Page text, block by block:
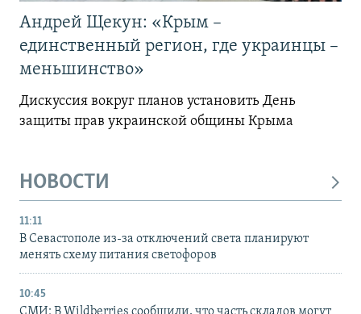
Андрей Щекун: «Крым –
единственный регион, где украинцы –
меньшинство»
Дискуссия вокруг планов установить День
защиты прав украинской общины Крыма
НОВОСТИ
11:11
В Севастополе из-за отключений света планируют
менять схему питания светофоров
10:45